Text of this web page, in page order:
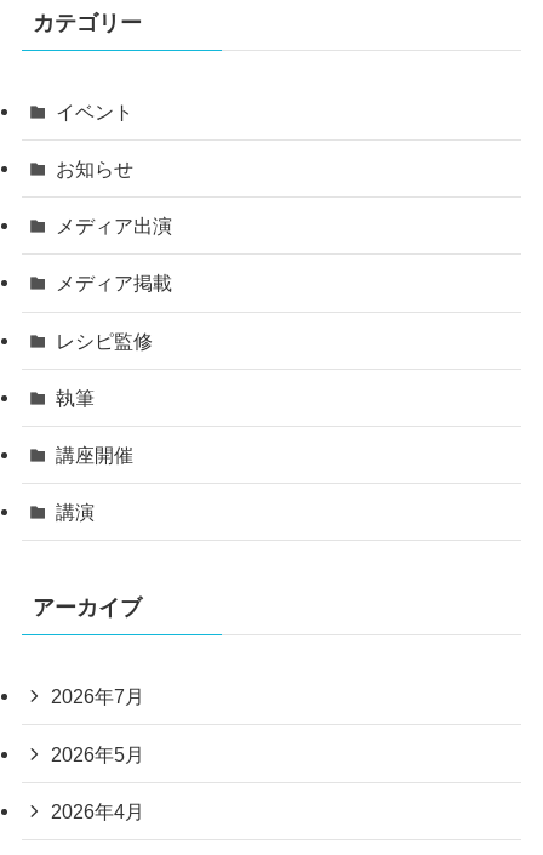
カテゴリー
イベント
お知らせ
メディア出演
メディア掲載
レシピ監修
執筆
講座開催
講演
アーカイブ
2026年7月
2026年5月
2026年4月